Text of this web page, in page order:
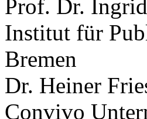
Prof. Dr.
Institut für
Bremen
Dr. Heiner
Convivo